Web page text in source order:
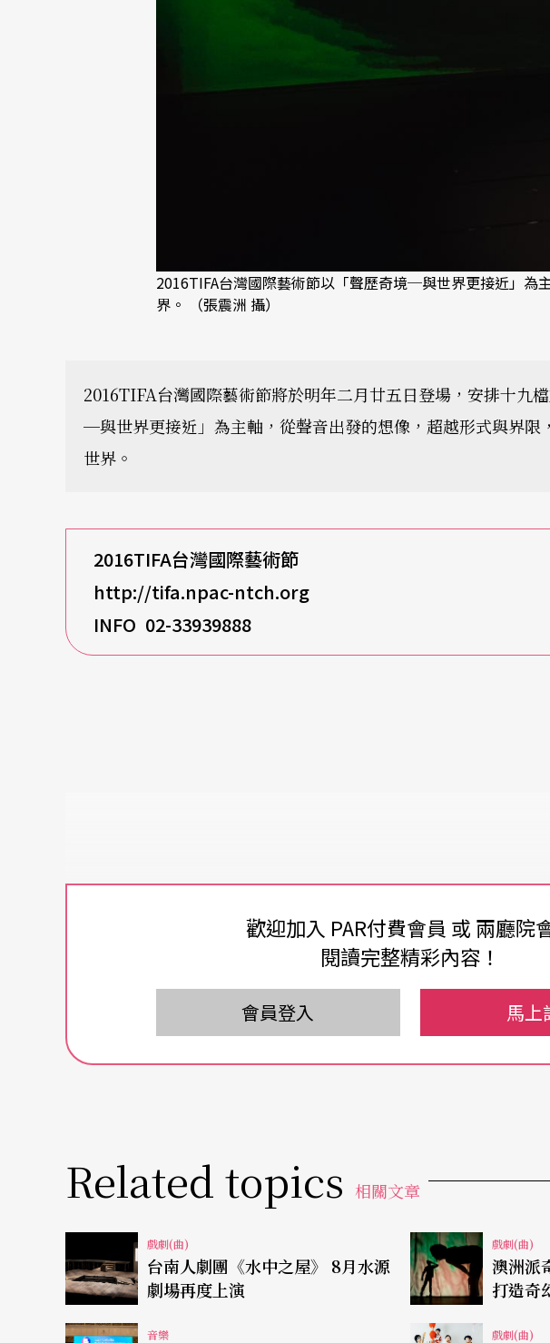
2016TIFA台灣國際藝術節以「聲歷奇境─與世界更接近」為
界。 （張震洲 攝）
2016TIFA台灣國際藝術節將於明年二月廿五日登場，安排十九
─與世界更接近」為主軸，從聲音出發的想像，超越形式與界限
世界。
2016TIFA台灣國際藝術節
http://tifa.npac-ntch.org
INFO 02-33939888
歡迎加入 PAR付費會員 或 兩廳院
閱讀完整精彩內容！
會員登入 馬上
Related topics 相關文章
戲劇(曲)
台南人劇團《水中之屋》 8月水源
劇場再度上演
戲劇(曲)
澳洲派
打造奇
音樂 戲劇(曲)